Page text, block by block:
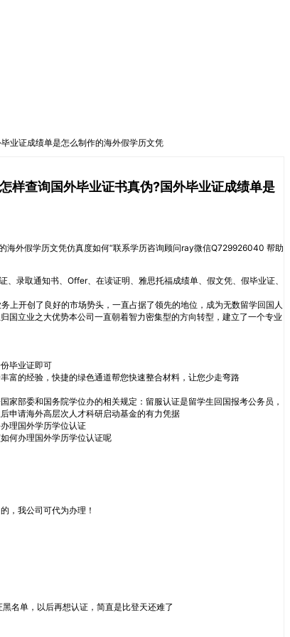
业证成绩单是怎么制作的海外假学历文凭
查询国外毕业证书真伪?国外毕业证成绩单是
外假学历文凭仿真度如何“联系学历咨询顾问ray微信Q729926040 帮助
录取通知书、Offer、在读证明、雅思托福成绩单、假文凭、假毕业证、
开创了良好的市场势头，一直占据了领先的地位，成为无数留学回国人
国立业之大优势本公司一直朝着智力密集型的方向转型，建立了一个专业
毕业证即可
富的经验，快捷的绿色通道帮您快速整合材料，让您少走弯路
部委和国务院学位办的相关规定：留服认证是留学生回国报考公务员，
申请海外高层次人才科研启动基金的有力凭据
理国外学历学位认证
何办理国外学历学位认证呢
，我公司可代为办理！
名单，以后再想认证，简直是比登天还难了